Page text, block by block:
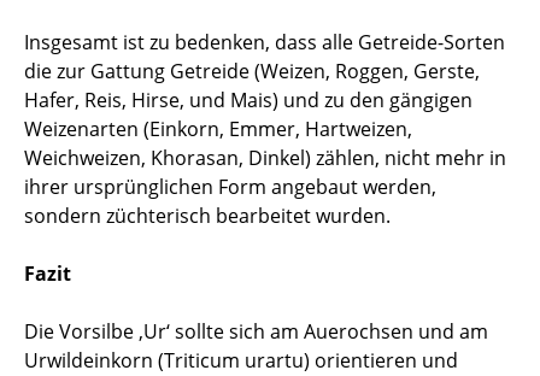
Insgesamt ist zu bedenken, dass alle Getreide-Sorten
die zur Gattung Getreide (Weizen, Roggen, Gerste,
Hafer, Reis, Hirse, und Mais) und zu den gängigen
Weizenarten (Einkorn, Emmer, Hartweizen,
Weichweizen, Khorasan, Dinkel) zählen, nicht mehr in
ihrer ursprünglichen Form angebaut werden,
sondern züchterisch bearbeitet wurden.
Fazit
Die Vorsilbe ‚Ur‘ sollte sich am Auerochsen und am
Urwildeinkorn (Triticum urartu) orientieren und